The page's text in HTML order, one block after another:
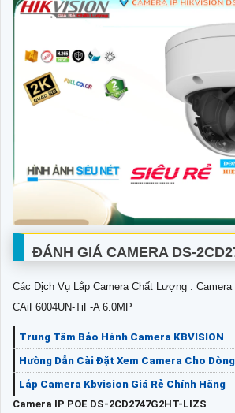
ĐÁNH GIÁ CAMERA DS-
Các Dịch Vụ Lắp Camera Chất Lượng :
CAiF6004UN-TiF-A 6.0MP
Trung Tâm Bảo Hành Camera KBVISION
Hường Dẫn Cài Đặt Xem Camera Cho
Lắp Camera Kbvision Giá Rẻ Chính Hãng
Camera IP POE DS-2CD2747G2HT-LIZS